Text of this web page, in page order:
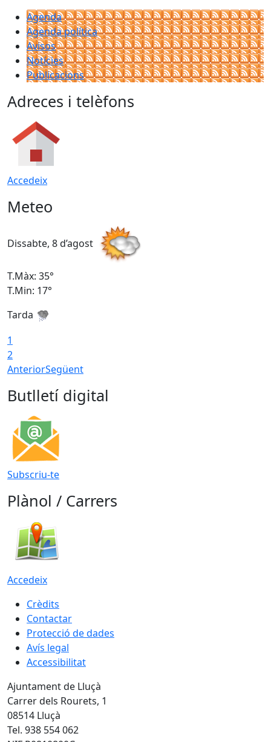
Agenda
Agenda política
Avisos
Notícies
Publicacions
Adreces i telèfons
Accedeix
Meteo
Dissabte, 8 d’agost
T.Màx: 35°
T.Min: 17°
Tarda
1
2
AnteriorSegüent
Butlletí digital
Subscriu-te
Plànol / Carrers
Accedeix
Crèdits
Contactar
Protecció de dades
Avís legal
Accessibilitat
Ajuntament de Lluçà
Carrer dels Rourets, 1
08514 Lluçà
Tel. 938 554 062